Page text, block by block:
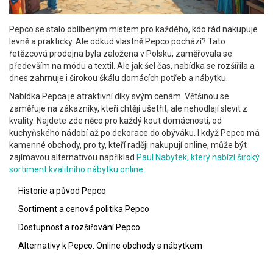
Pepco se stalo oblíbeným místem pro každého, kdo rád nakupuje
levně a prakticky. Ale odkud vlastně Pepco pochází? Tato
řetězcová prodejna byla založena v Polsku, zaměřovala se
především na módu a textil. Ale jak šel čas, nabídka se rozšířila a
dnes zahrnuje i širokou škálu domácích potřeb a nábytku.
Nabídka Pepca je atraktivní díky svým cenám. Většinou se
zaměřuje na zákazníky, kteří chtějí ušetřit, ale nehodlají slevit z
kvality. Najdete zde něco pro každý kout domácnosti, od
kuchyňského nádobí až po dekorace do obýváku. I když Pepco má
kamenné obchody, pro ty, kteří raději nakupují online, může být
zajímavou alternativou například Paul Nabytek, který nabízí široký
sortiment kvalitního nábytku online.
Historie a původ Pepco
Sortiment a cenová politika Pepco
Dostupnost a rozšiřování Pepco
Alternativy k Pepco: Online obchody s nábytkem